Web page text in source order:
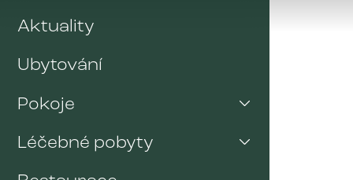
Aktuality
Ubytování
Pokoje
Léčebné pobyty